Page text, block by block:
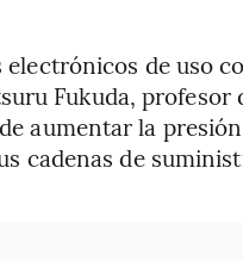
electrónicos de uso
Fukuda, profesor
aumentar la
cadenas de